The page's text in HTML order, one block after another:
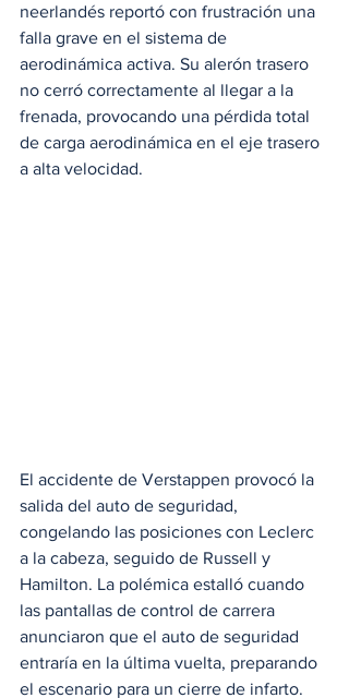
neerlandés reportó con frustración una
falla grave en el sistema de
aerodinámica activa. Su alerón trasero
no cerró correctamente al llegar a la
frenada, provocando una pérdida total
de carga aerodinámica en el eje trasero
a alta velocidad.
El accidente de Verstappen provocó la
salida del auto de seguridad,
congelando las posiciones con Leclerc
a la cabeza, seguido de Russell y
Hamilton. La polémica estalló cuando
las pantallas de control de carrera
anunciaron que el auto de seguridad
entraría en la última vuelta, preparando
el escenario para un cierre de infarto.